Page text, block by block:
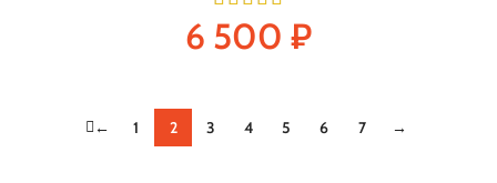
6 500 ₽
← 1 2 3 4 5 6 7 →